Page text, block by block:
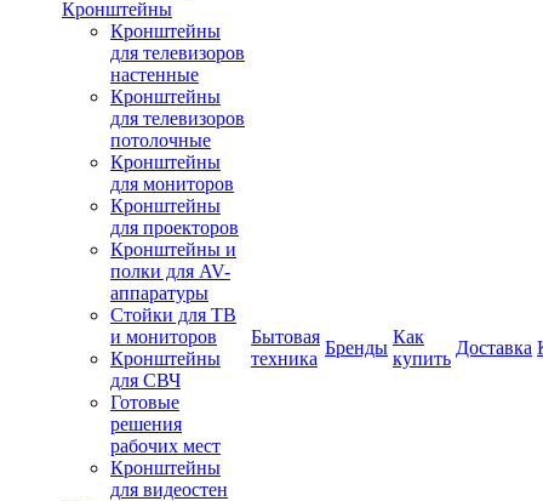
Кронштейны
Кронштейны
для телевизоров
настенные
Кронштейны
для телевизоров
потолочные
Кронштейны
для мониторов
Кронштейны
для проекторов
Кронштейны и
полки для AV-
аппаратуры
Стойки для ТВ
и мониторов
Кронштейны
для СВЧ
Готовые
решения
рабочих мест
Кронштейны
для видеостен
Бытовая
техника
Бренды
Как
купить
Доставка